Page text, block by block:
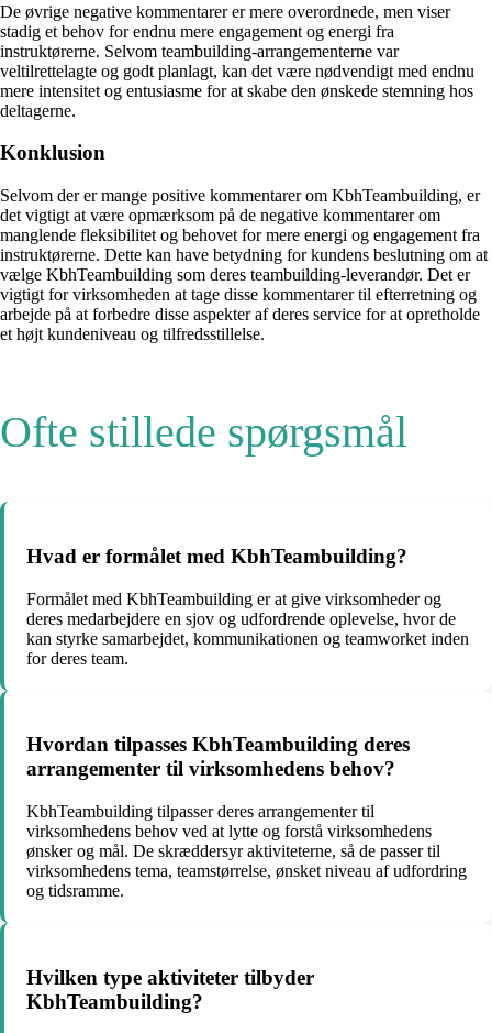
De øvrige negative kommentarer er mere overordnede, men viser
stadig et behov for endnu mere engagement og energi fra
instruktørerne. Selvom teambuilding-arrangementerne var
veltilrettelagte og godt planlagt, kan det være nødvendigt med endnu
mere intensitet og entusiasme for at skabe den ønskede stemning hos
deltagerne.
Konklusion
Selvom der er mange positive kommentarer om KbhTeambuilding, er
det vigtigt at være opmærksom på de negative kommentarer om
manglende fleksibilitet og behovet for mere energi og engagement fra
instruktørerne. Dette kan have betydning for kundens beslutning om at
vælge KbhTeambuilding som deres teambuilding-leverandør. Det er
vigtigt for virksomheden at tage disse kommentarer til efterretning og
arbejde på at forbedre disse aspekter af deres service for at opretholde
et højt kundeniveau og tilfredsstillelse.
Ofte stillede spørgsmål
Hvad er formålet med KbhTeambuilding?
Formålet med KbhTeambuilding er at give virksomheder og
deres medarbejdere en sjov og udfordrende oplevelse, hvor de
kan styrke samarbejdet, kommunikationen og teamworket inden
for deres team.
Hvordan tilpasses KbhTeambuilding deres
arrangementer til virksomhedens behov?
KbhTeambuilding tilpasser deres arrangementer til
virksomhedens behov ved at lytte og forstå virksomhedens
ønsker og mål. De skræddersyr aktiviteterne, så de passer til
virksomhedens tema, teamstørrelse, ønsket niveau af udfordring
og tidsramme.
Hvilken type aktiviteter tilbyder
KbhTeambuilding?